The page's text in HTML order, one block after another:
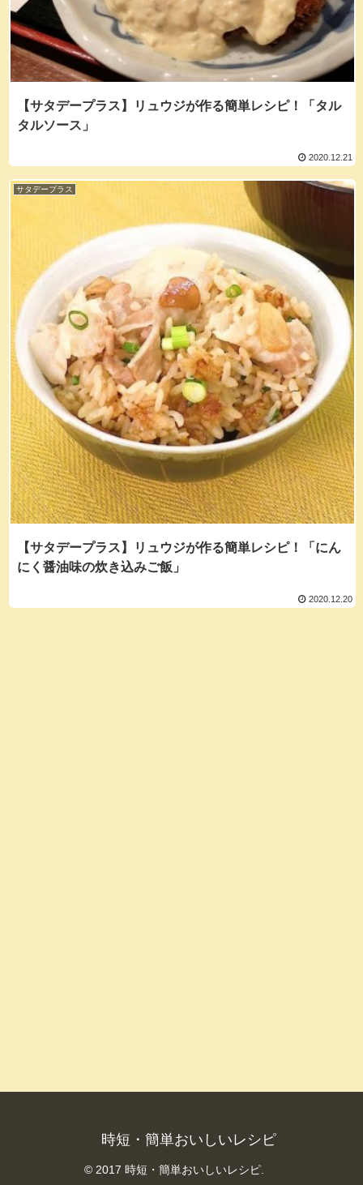
【サタデープラス】リュウジが作る簡単レシピ！「タル
タルソース」
2020.12.21
サタデープラス
【サタデープラス】リュウジが作る簡単レシピ！「にん
にく醤油味の炊き込みご飯」
2020.12.20
時短・簡単おいしいレシピ
© 2017 時短・簡単おいしいレシピ.